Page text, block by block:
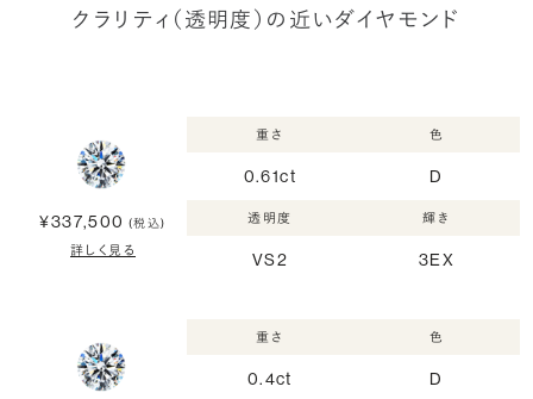
クラリティ（透明度）の近いダイヤモンド
¥337,500 (税込)
詳しく見る
重さ
0.61ct
色
D
透明度
VS2
輝き
3EX
重さ
0.4ct
色
D